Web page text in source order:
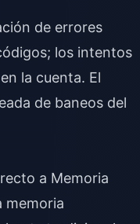
de errores
los intentos
la cuenta. El
de baneos del
a Memoria
memoria